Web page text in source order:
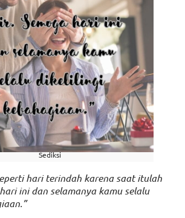
Sediksi
hari terindah karena saat itulah
ini dan selamanya kamu selalu